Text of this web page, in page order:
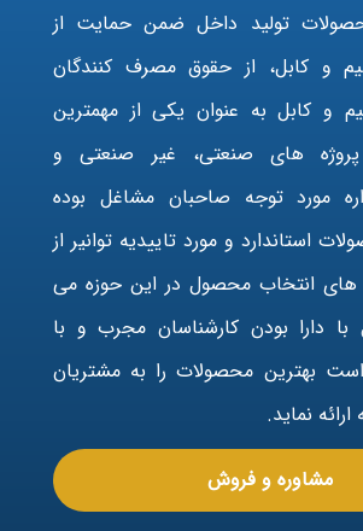
تولید داخل ضمن حمایت از
و کابل، از حقوق مصرف کنندگان
و کابل به عنوان یکی از مهمترین
های صنعتی، غیر صنعتی و
مورد توجه صاحبان مشاغل بوده
استاندارد و مورد تاییدیه توانیر از
های انتخاب محصول در این حوزه می
با دارا بودن کارشناسان مجرب و با
است بهترین محصولات را به مشتریان
نماید.
مشاوره و فروش